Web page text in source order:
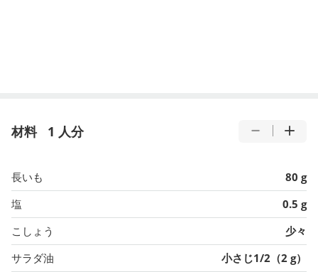
材料 1 人分
長いも
80 g
塩
0.5 g
こしょう
少々
サラダ油
小さじ1/2（2 g）